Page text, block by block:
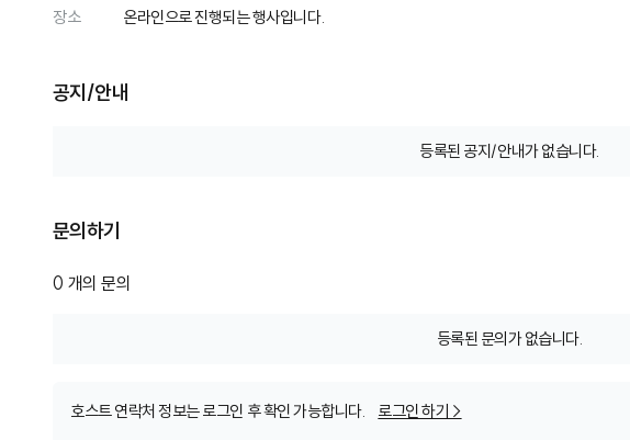
장소 온라인으로 진행되는 행사입니다.
공지/안내
등록된 공지/안내가 없습니다.
문의하기
0 개의 문의
등록된 문의가 없습니다.
호스트 연락처 정보는 로그인 후 확인 가능합니다.
로그인 하기 >